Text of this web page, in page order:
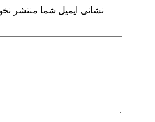
نشانی ایمیل شما منتشر